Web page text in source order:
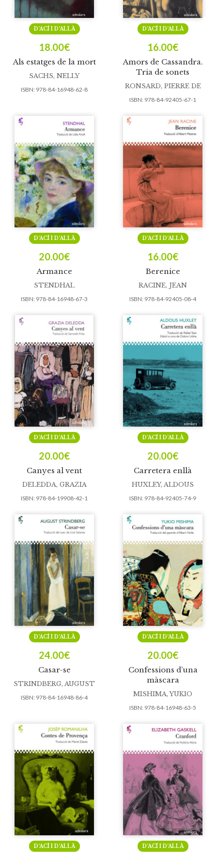
Als estatges de la mort
D’ACÍ I D’ALLÀ
18.00€
SACHS, NELLY
ISBN: 978-84-16948-62-8
Amors de Cassandra.
Tria de sonets
D’ACÍ I D’ALLÀ
16.00€
RONSARD, PIERRE DE
ISBN: 978-84-92405-67-1
Armance
D’ACÍ I D’ALLÀ
20.00€
STENDHAL
ISBN: 978-84-16948-67-3
Berenice
D’ACÍ I D’ALLÀ
16.00€
RACINE, JEAN
ISBN: 978-84-92405-08-4
Canyes al vent
D’ACÍ I D’ALLÀ
20.00€
DELEDDA, GRAZIA
ISBN: 978-84-19908-42-1
Carretera enllà
D’ACÍ I D’ALLÀ
20.00€
HUXLEY, ALDOUS
ISBN: 978-84-92405-74-9
Casar-se
D’ACÍ I D’ALLÀ
24.00€
STRINDBERG, AUGUST
ISBN: 978-84-16948-86-4
Confessions d’una
màscara
D’ACÍ I D’ALLÀ
20.00€
MISHIMA, YUKIO
ISBN: 978-84-16948-63-5
D’ACÍ I D’ALLÀ D’ACÍ I D’ALLÀ